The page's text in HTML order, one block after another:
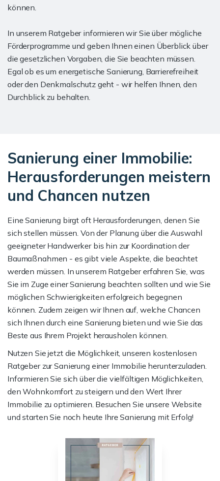
können.
In unserem Ratgeber informieren wir Sie über mögliche
Förderprogramme und geben Ihnen einen Überblick über
die gesetzlichen Vorgaben, die Sie beachten müssen.
Egal ob es um energetische Sanierung, Barrierefreiheit
oder den Denkmalschutz geht - wir helfen Ihnen, den
Durchblick zu behalten.
Sanierung einer Immobilie:
Herausforderungen meistern
und Chancen nutzen
Eine Sanierung birgt oft Herausforderungen, denen Sie
sich stellen müssen. Von der Planung über die Auswahl
geeigneter Handwerker bis hin zur Koordination der
Baumaßnahmen - es gibt viele Aspekte, die beachtet
werden müssen. In unserem Ratgeber erfahren Sie, was
Sie im Zuge einer Sanierung beachten sollten und wie Sie
möglichen Schwierigkeiten erfolgreich begegnen
können. Zudem zeigen wir Ihnen auf, welche Chancen
sich Ihnen durch eine Sanierung bieten und wie Sie das
Beste aus Ihrem Projekt herausholen können.
Nutzen Sie jetzt die Möglichkeit, unseren kostenlosen
Ratgeber zur Sanierung einer Immobilie herunterzuladen.
Informieren Sie sich über die vielfältigen Möglichkeiten,
den Wohnkomfort zu steigern und den Wert Ihrer
Immobilie zu optimieren. Besuchen Sie unsere Website
und starten Sie noch heute Ihre Sanierung mit Erfolg!